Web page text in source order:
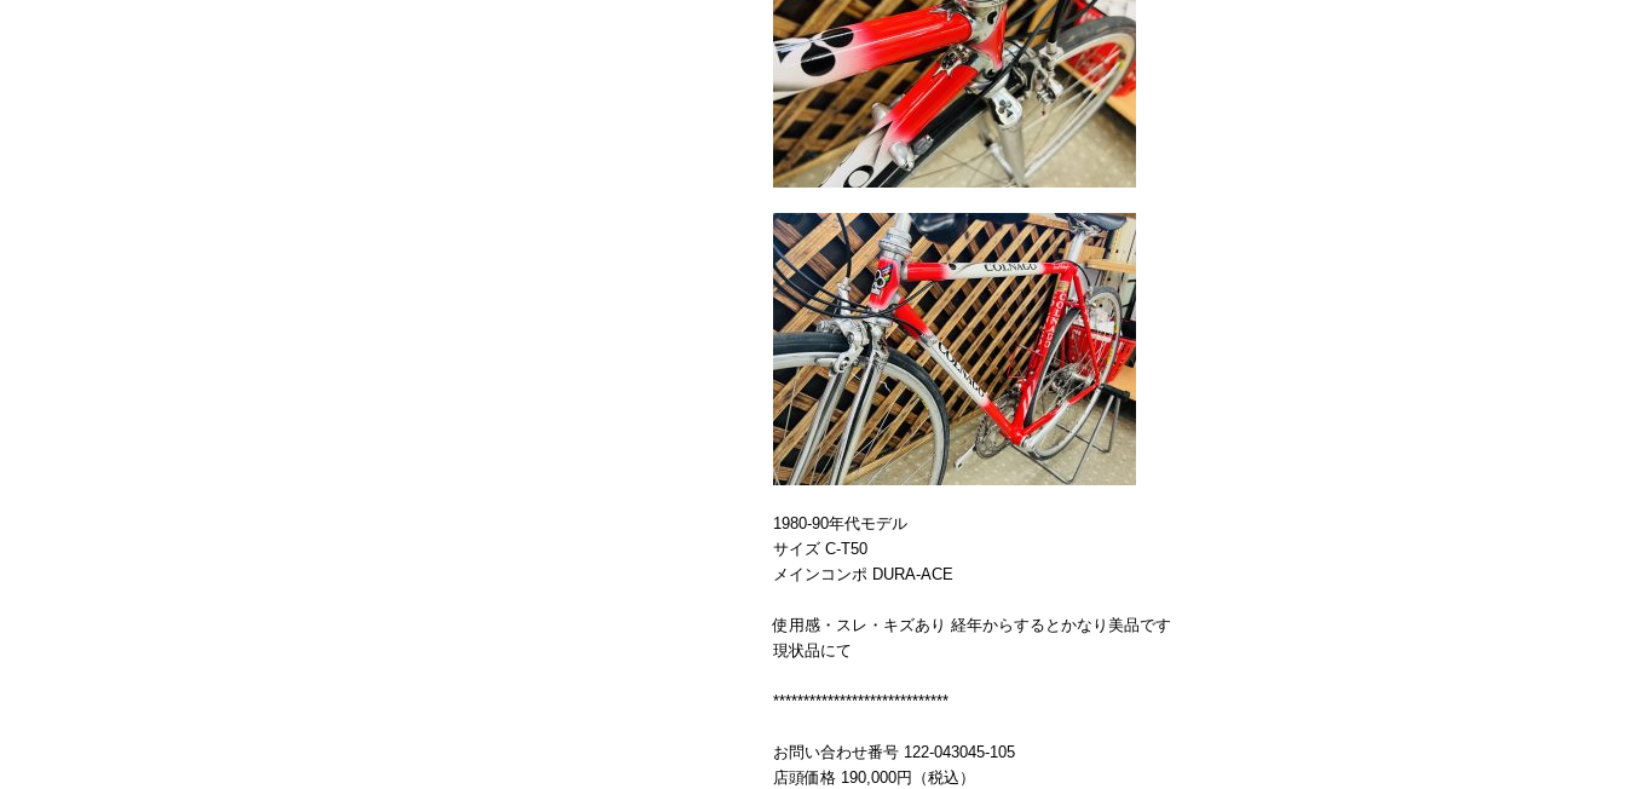
1980-90年代モデル
サイズ C-T50
メインコンポ DURA-ACE
使用感・スレ・キズあり 経年からするとかなり美品です
現状品にて
*****************************
お問い合わせ番号 122-043045-105
店頭価格 190,000円（税込）